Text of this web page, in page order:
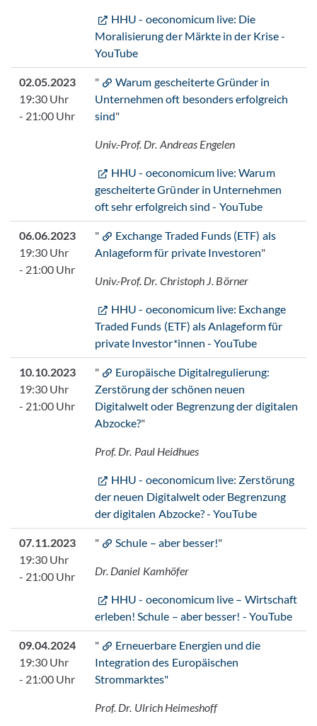
HHU - oeconomicum live: Die
Moralisierung der Märkte in der Krise -
YouTube
02.05.2023
19:30 Uhr
- 21:00 Uhr
"
Warum gescheiterte Gründer in
Unternehmen oft besonders erfolgreich
sind"
Univ.-Prof. Dr. Andreas Engelen
HHU - oeconomicum live: Warum
gescheiterte Gründer in Unternehmen
oft sehr erfolgreich sind - YouTube
06.06.2023
19:30 Uhr
- 21:00 Uhr
"
Exchange Traded Funds (ETF) als
Anlageform für private Investoren"
Univ.-Prof. Dr. Christoph J. Börner
HHU - oeconomicum live: Exchange
Traded Funds (ETF) als Anlageform für
private Investor*innen - YouTube
10.10.2023
19:30 Uhr
- 21:00 Uhr
"
Europäische Digitalregulierung:
Zerstörung der schönen neuen
Digitalwelt oder Begrenzung der digitalen
Abzocke?"
Prof. Dr. Paul Heidhues
HHU - oeconomicum live: Zerstörung
der neuen Digitalwelt oder Begrenzung
der digitalen Abzocke? - YouTube
07.11.2023
19:30 Uhr
- 21:00 Uhr
" Schule – aber besser!"
Dr. Daniel Kamhöfer
HHU - oeconomicum live – Wirtschaft
erleben! Schule – aber besser! - YouTube
09.04.2024
19:30 Uhr
- 21:00 Uhr
"
Erneuerbare Energien und die
Integration des Europäischen
Strommarktes"
Prof. Dr. Ulrich Heimeshoff